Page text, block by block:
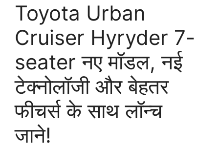
Toyota Urban
Cruiser Hyryder 7-
seater नए मॉडल, नई
टेक्नोलॉजी और बेहतर
फीचर्स के साथ लॉन्च
जाने!